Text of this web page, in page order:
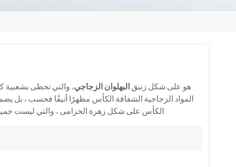
XHGPB68 هو على شكل زنبق البهلوان الزجاجي، والتي تحظى بشعبية
المواد الزجاجية الشفافة الكأس مظهرًا أنيقًا فحسب ، بل